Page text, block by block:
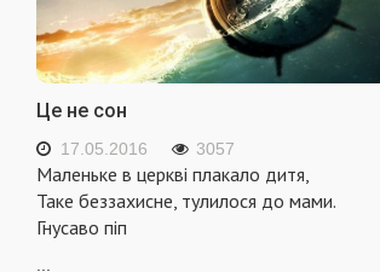
Це не сон
17.05.2016 3057
Маленьке в церкві плакало дитя,
Таке беззахисне, тулилося до мами.
Гнусаво піп